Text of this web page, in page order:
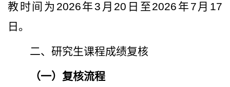
教时间为 2026年3 月 20 日至2026 年 7 月 17
日。
二、研究生课程成绩复核
（一）复核流程